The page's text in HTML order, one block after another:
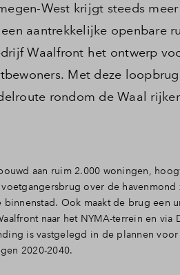
vragen
West krijgt steeds
aantrekkelijke openbare
Waalfront het ontwerp
Met deze
rondom de Waal
aan ruim 2.000 woningen,
over de
Ook maakt de brug
naar het NYMA-terrein en
is vastgelegd in de plannen
2020-2040.